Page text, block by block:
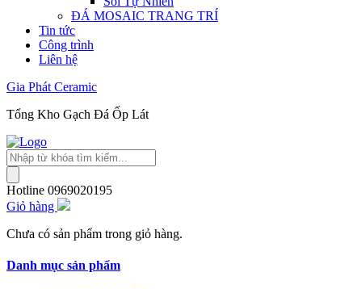
ĐÁ MOSAIC TRANG TRÍ
Tin tức
Công trình
Liên hệ
Gia Phát Ceramic
Tổng Kho Gạch Đá Ốp Lát
Tìm
kiếm
sản
phẩm
Hotline 0969020195
Giỏ hàng
Chưa có sản phẩm trong giỏ hàng.
Danh mục sản phẩm